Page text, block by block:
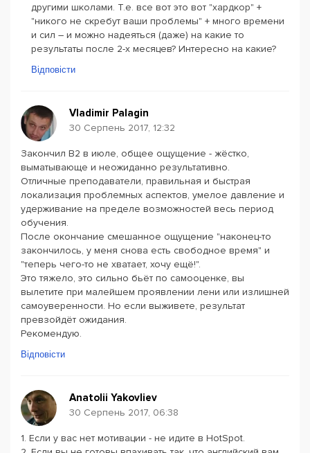
другими школами. Т.е. все вот это вот "хардкор" +
"никого не скребут ваши проблемы" + много времени
и сил – и можно надеяться (даже) на какие то
результаты после 2-х месяцев? Интересно на какие?
Відповісти
Vladimir Palagin
30 Серпень 2017, 12:32
Закончил В2 в июле, общее ощущение - жёстко,
выматывающе и неожиданно результативно.
Отличные преподаватели, правильная и быстрая
локализация проблемных аспектов, умелое давление и
удерживание на пределе возможностей весь период
обучения.
После окончание смешанное ощущение "наконец-то
закончилось, у меня снова есть свободное время" и
"теперь чего-то не хватает, хочу ещё!".
Это тяжело, это сильно бьёт по самооценке, вы
вылетите при малейшем проявлении лени или излишней
самоуверенности. Но если выживете, результат
превзойдёт ожидания.
Рекомендую.
Відповісти
Anatolii Yakovliev
30 Серпень 2017, 06:38
1. Если у вас нет мотивации - не идите в HotSpot.